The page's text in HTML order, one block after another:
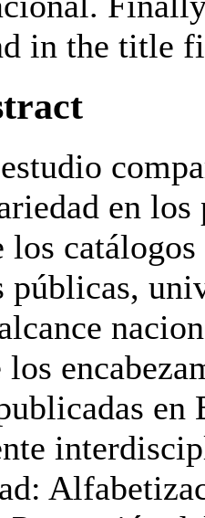
in the title
en los
los
públicas,
en